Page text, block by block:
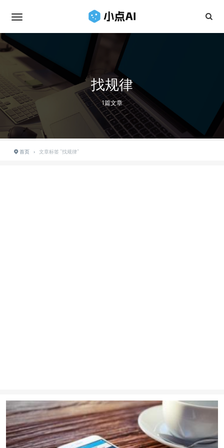
找规律
1篇文章
首页 › 文章标签 "找规律"